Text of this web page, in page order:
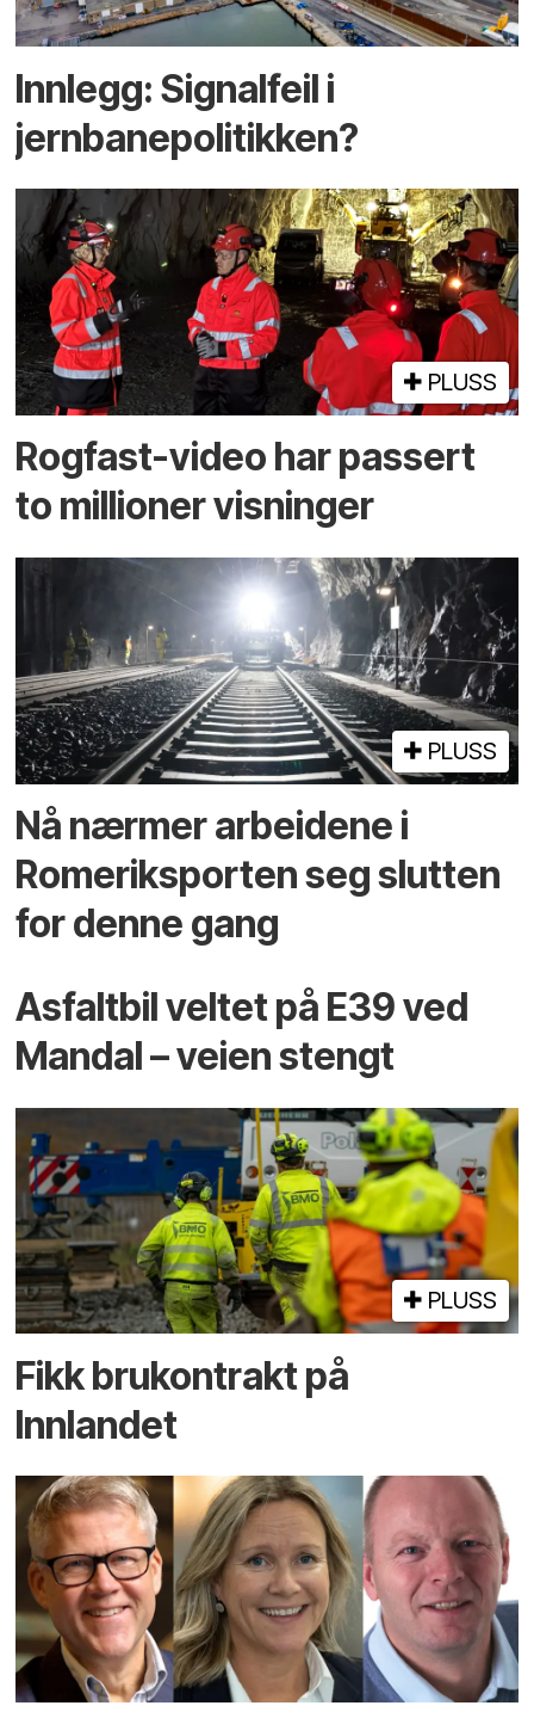
Innlegg: Signalfeil i
jernbanepolitikken?
PLUSS
Rogfast-video har passert
to millioner visninger
PLUSS
Nå nærmer arbeidene i
Romeriksporten seg slutten
for denne gang
Asfaltbil veltet på E39 ved
Mandal – veien stengt
PLUSS
Fikk brukontrakt på
Innlandet